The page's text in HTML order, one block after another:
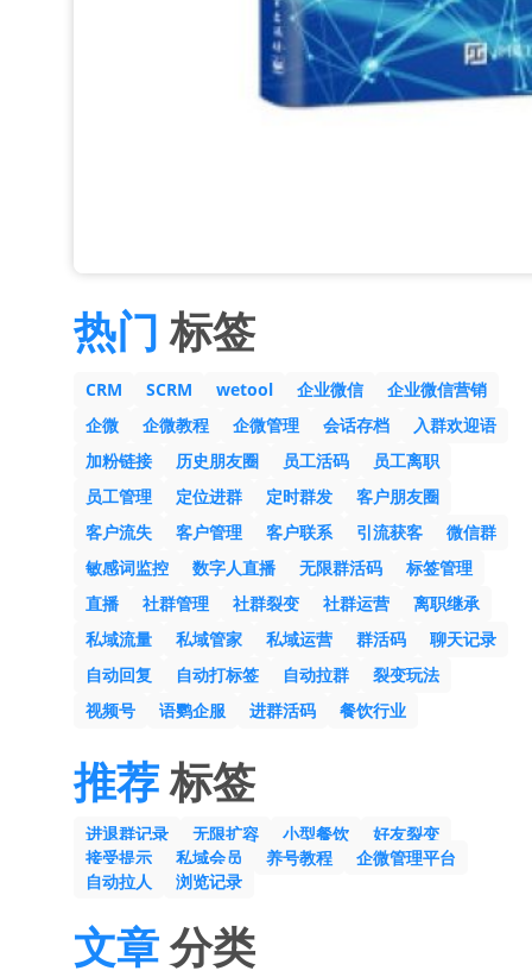
热门 标签
CRM SCRM wetool 企业微信
企业微信营销
企微
企微教程 企微管理 会话存档
入群欢迎语
加粉链接
历史朋友圈 员工活码
员工离职
员工管理
定位进群 定时群发
客户朋友圈
客户流失
客户管理 客户联系 引流获客
微信群
敏感词监控
数字人直播 无限群活码
标签管理
直播
社群管理 社群裂变 社群运营
离职继承
私域流量
私域管家 私域运营 群活码
聊天记录
自动回复
自动打标签 自动拉群
裂变玩法
视频号
语鹦企服 进群活码 餐饮行业
推荐标签
进退群记录 无限扩容 小型餐饮
好友裂变
接受提示
私域会员 养号教程
企微管理平台
自动拉人
浏览记录
文章分类